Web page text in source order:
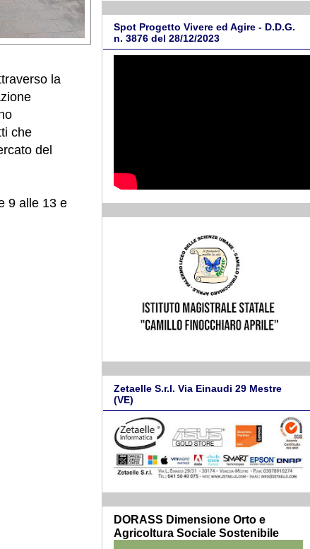
la
che
del
9 alle 13 e
Spot Progetto Vivere ed Agire - D.D.G.
n. 3876 del 28/12/2023
Zetaelle S.r.l. Via Einaudi 29 Mestre
(VE)
DORASS Dimensione Orto e
Agricoltura Sociale Sostenibile